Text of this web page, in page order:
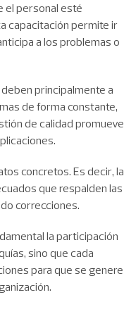
el personal esté
capacitación permite ir
a los problemas o
principalmente a
de forma constante,
de calidad promueve
concretos. Es decir, la
que respalden las
correcciones.
la participación
sino que cada
para que se genere